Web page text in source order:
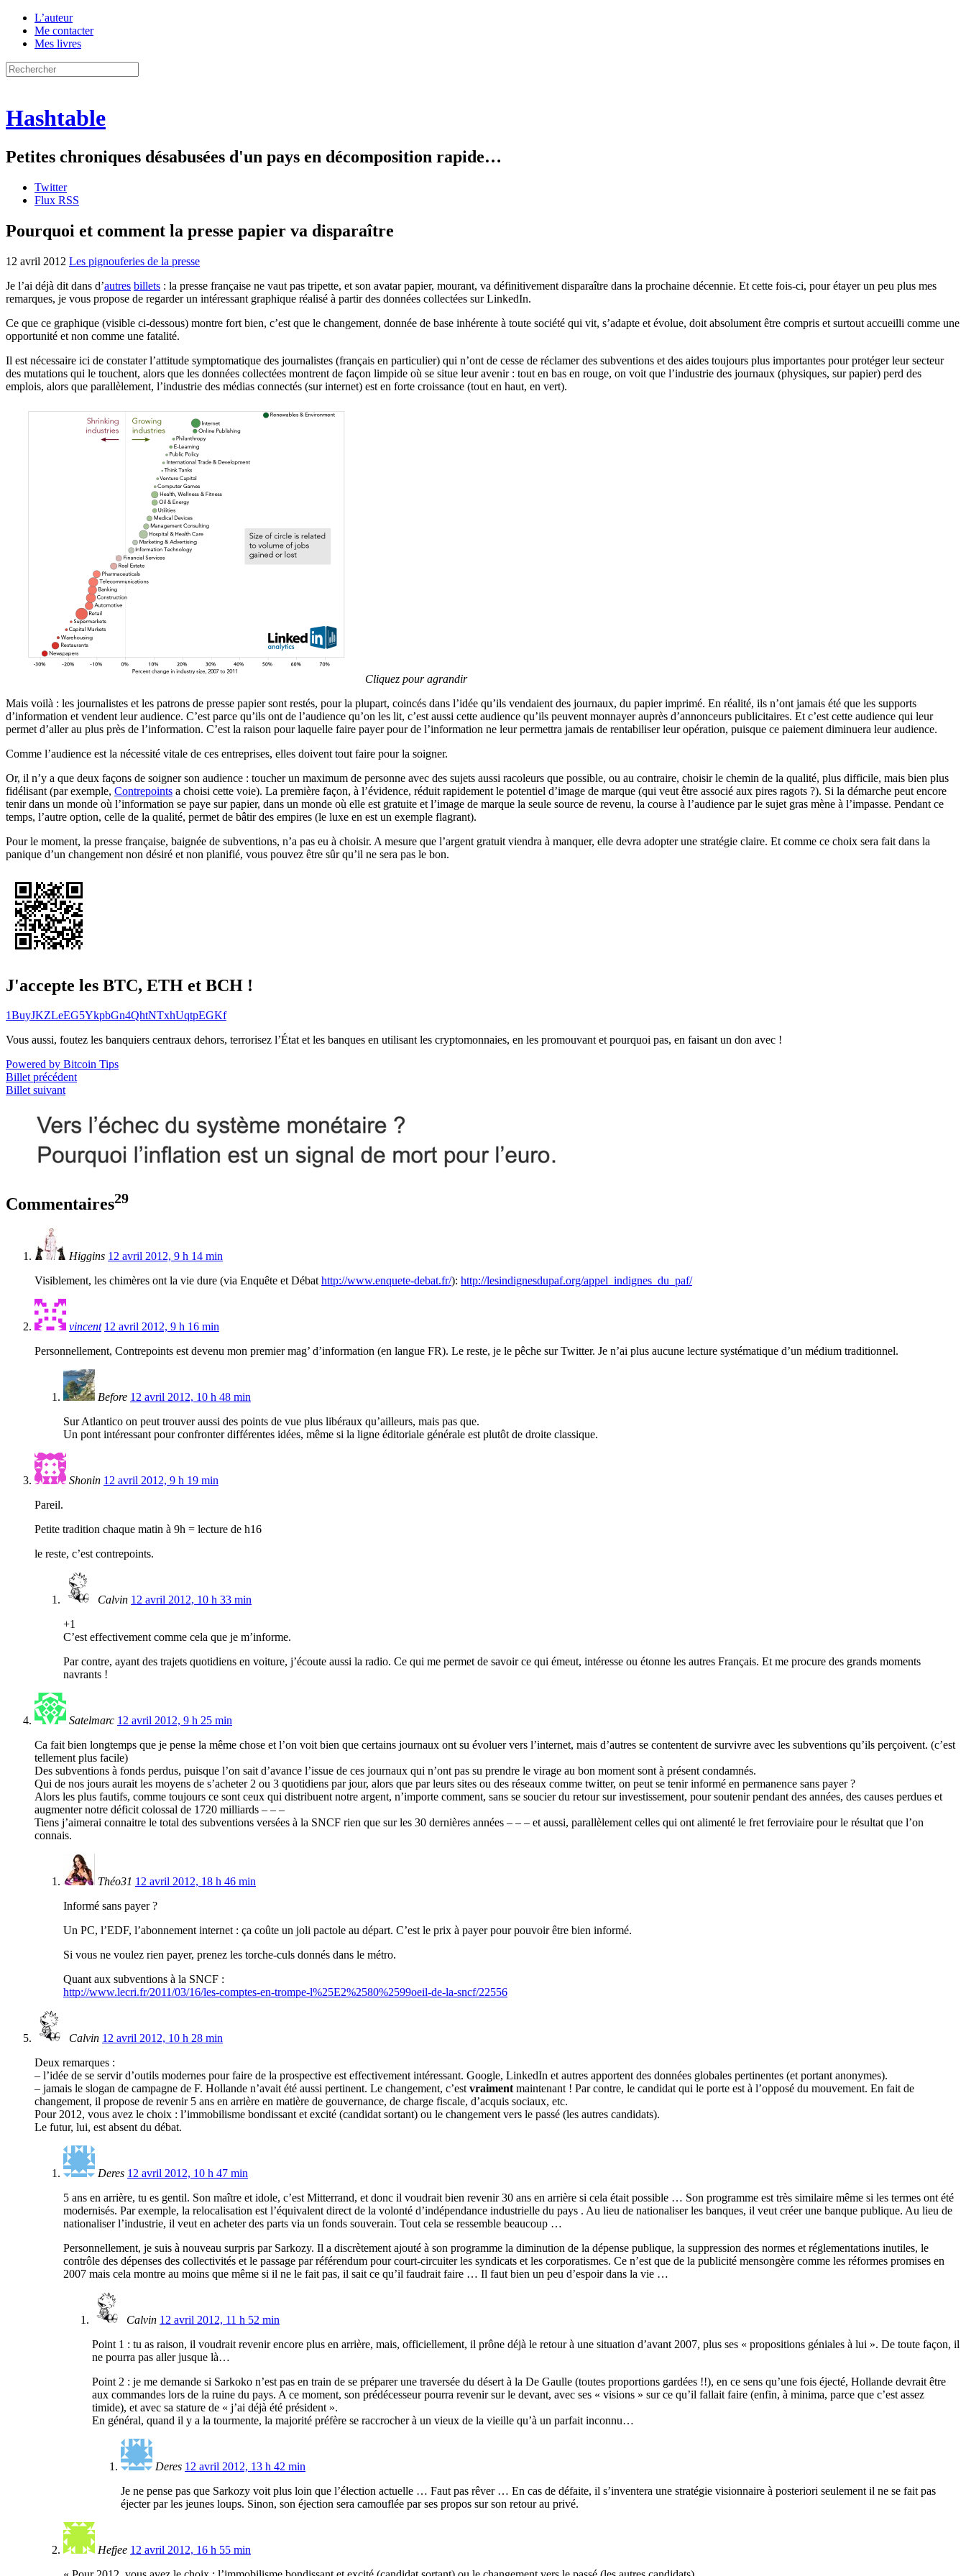
L’auteur
Me contacter
Mes livres
Hashtable
Petites chroniques désabusées d'un pays en décomposition rapide…
Twitter
Flux RSS
Pourquoi et comment la presse papier va disparaître
12 avril 2012 Les pignouferies de la presse
Je l’ai déjà dit dans d’autres billets : la presse française ne vaut pas tripette, et son avatar papier, mourant, va définitivement disparaître dans la prochaine décennie. Et cette fois-ci, pour étayer un peu plus mes
remarques, je vous propose de regarder un intéressant graphique réalisé à partir des données collectées sur LinkedIn.
Ce que ce graphique (visible ci-dessous) montre fort bien, c’est que le changement, donnée de base inhérente à toute société qui vit, s’adapte et évolue, doit absolument être compris et surtout accueilli comme une
opportunité et non comme une fatalité.
Il est nécessaire ici de constater l’attitude symptomatique des journalistes (français en particulier) qui n’ont de cesse de réclamer des subventions et des aides toujours plus importantes pour protéger leur secteur
des mutations qui le touchent, alors que les données collectées montrent de façon limpide où se situe leur avenir : tout en bas en rouge, on voit que l’industrie des journaux (physiques, sur papier) perd des
emplois, alors que parallèlement, l’industrie des médias connectés (sur internet) est en forte croissance (tout en haut, en vert).
Cliquez pour agrandir
Mais voilà : les journalistes et les patrons de presse papier sont restés, pour la plupart, coincés dans l’idée qu’ils vendaient des journaux, du papier imprimé. En réalité, ils n’ont jamais été que les supports
d’information et vendent leur audience. C’est parce qu’ils ont de l’audience qu’on les lit, c’est aussi cette audience qu’ils peuvent monnayer auprès d’annonceurs publicitaires. Et c’est cette audience qui leur
permet d’aller au plus près de l’information. C’est la raison pour laquelle faire payer pour de l’information ne leur permettra jamais de rentabiliser leur opération, puisque ce paiement diminuera leur audience.
Comme l’audience est la nécessité vitale de ces entreprises, elles doivent tout faire pour la soigner.
Or, il n’y a que deux façons de soigner son audience : toucher un maximum de personne avec des sujets aussi racoleurs que possible, ou au contraire, choisir le chemin de la qualité, plus difficile, mais bien plus
fidélisant (par exemple, Contrepoints a choisi cette voie). La première façon, à l’évidence, réduit rapidement le potentiel d’image de marque (qui veut être associé aux pires ragots ?). Si la démarche peut encore
tenir dans un monde où l’information se paye sur papier, dans un monde où elle est gratuite et l’image de marque la seule source de revenu, la course à l’audience par le sujet gras mène à l’impasse. Pendant ce
temps, l’autre option, celle de la qualité, permet de bâtir des empires (le luxe en est un exemple flagrant).
Pour le moment, la presse française, baignée de subventions, n’a pas eu à choisir. A mesure que l’argent gratuit viendra à manquer, elle devra adopter une stratégie claire. Et comme ce choix sera fait dans la
panique d’un changement non désiré et non planifié, vous pouvez être sûr qu’il ne sera pas le bon.
J'accepte les BTC, ETH et BCH !
1BuyJKZLeEG5YkpbGn4QhtNTxhUqtpEGKf
Vous aussi, foutez les banquiers centraux dehors, terrorisez l’État et les banques en utilisant les cryptomonnaies, en les promouvant et pourquoi pas, en faisant un don avec !
Powered by Bitcoin Tips
Billet précédent
Billet suivant
Commentaires29
Higgins 12 avril 2012, 9 h 14 min
Visiblement, les chimères ont la vie dure (via Enquête et Débat http://www.enquete-debat.fr/): http://lesindignesdupaf.org/appel_indignes_du_paf/
vincent 12 avril 2012, 9 h 16 min
Personnellement, Contrepoints est devenu mon premier mag’ d’information (en langue FR). Le reste, je le pêche sur Twitter. Je n’ai plus aucune lecture systématique d’un médium traditionnel.
Before 12 avril 2012, 10 h 48 min
Sur Atlantico on peut trouver aussi des points de vue plus libéraux qu’ailleurs, mais pas que.
Un pont intéressant pour confronter différentes idées, même si la ligne éditoriale générale est plutôt de droite classique.
Shonin 12 avril 2012, 9 h 19 min
Pareil.
Petite tradition chaque matin à 9h = lecture de h16
le reste, c’est contrepoints.
Calvin 12 avril 2012, 10 h 33 min
+1
C’est effectivement comme cela que je m’informe.
Par contre, ayant des trajets quotidiens en voiture, j’écoute aussi la radio. Ce qui me permet de savoir ce qui émeut, intéresse ou étonne les autres Français. Et me procure des grands moments
navrants !
Satelmarc 12 avril 2012, 9 h 25 min
Ca fait bien longtemps que je pense la même chose et l’on voit bien que certains journaux ont su évoluer vers l’internet, mais d’autres se contentent de survivre avec les subventions qu’ils perçoivent. (c’est
tellement plus facile)
Des subventions à fonds perdus, puisque l’on sait d’avance l’issue de ces journaux qui n’ont pas su prendre le virage au bon moment sont à présent condamnés.
Qui de nos jours aurait les moyens de s’acheter 2 ou 3 quotidiens par jour, alors que par leurs sites ou des réseaux comme twitter, on peut se tenir informé en permanence sans payer ?
Alors les plus fautifs, comme toujours ce sont ceux qui distribuent notre argent, n’importe comment, sans se soucier du retour sur investissement, pour soutenir pendant des années, des causes perdues et
augmenter notre déficit colossal de 1720 milliards – – –
Tiens j’aimerai connaitre le total des subventions versées à la SNCF rien que sur les 30 dernières années – – – et aussi, parallèlement celles qui ont alimenté le fret ferroviaire pour le résultat que l’on
connais.
Théo31 12 avril 2012, 18 h 46 min
Informé sans payer ?
Un PC, l’EDF, l’abonnement internet : ça coûte un joli pactole au départ. C’est le prix à payer pour pouvoir être bien informé.
Si vous ne voulez rien payer, prenez les torche-culs donnés dans le métro.
Quant aux subventions à la SNCF :
http://www.lecri.fr/2011/03/16/les-comptes-en-trompe-l%25E2%2580%2599oeil-de-la-sncf/22556
Calvin 12 avril 2012, 10 h 28 min
Deux remarques :
– l’idée de se servir d’outils modernes pour faire de la prospective est effectivement intéressant. Google, LinkedIn et autres apportent des données globales pertinentes (et portant anonymes).
– jamais le slogan de campagne de F. Hollande n’avait été aussi pertinent. Le changement, c’est vraiment maintenant ! Par contre, le candidat qui le porte est à l’opposé du mouvement. En fait de
changement, il propose de revenir 5 ans en arrière en matière de gouvernance, de charge fiscale, d’acquis sociaux, etc.
Pour 2012, vous avez le choix : l’immobilisme bondissant et excité (candidat sortant) ou le changement vers le passé (les autres candidats).
Le futur, lui, est absent du débat.
Deres 12 avril 2012, 10 h 47 min
5 ans en arrière, tu es gentil. Son maître et idole, c’est Mitterrand, et donc il voudrait bien revenir 30 ans en arrière si cela était possible … Son programme est très similaire même si les termes ont été
modernisés. Par exemple, la relocalisation est l’équivalent direct de la volonté d’indépendance industrielle du pays . Au lieu de nationaliser les banques, il veut créer une banque publique. Au lieu de
nationaliser l’industrie, il veut en acheter des parts via un fonds souverain. Tout cela se ressemble beaucoup …
Personnellement, je suis à nouveau surpris par Sarkozy. Il a discrètement ajouté à son programme la diminution de la dépense publique, la suppression des normes et réglementations inutiles, le
contrôle des dépenses des collectivités et le passage par référendum pour court-circuiter les syndicats et les corporatismes. Ce n’est que de la publicité mensongère comme les réformes promises en
2007 mais cela montre au moins que même si il ne le fait pas, il sait ce qu’il faudrait faire … Il faut bien un peu d’espoir dans la vie …
Calvin 12 avril 2012, 11 h 52 min
Point 1 : tu as raison, il voudrait revenir encore plus en arrière, mais, officiellement, il prône déjà le retour à une situation d’avant 2007, plus ses « propositions géniales à lui ». De toute façon, il
ne pourra pas aller jusque là…
Point 2 : je me demande si Sarkoko n’est pas en train de se préparer une traversée du désert à la De Gaulle (toutes proportions gardées !!), en ce sens qu’une fois éjecté, Hollande devrait être
aux commandes lors de la ruine du pays. A ce moment, son prédécesseur pourra revenir sur le devant, avec ses « visions » sur ce qu’il fallait faire (enfin, à minima, parce que c’est assez
timide), et avec sa stature de « j’ai déjà été président ».
En général, quand il y a la tourmente, la majorité préfère se raccrocher à un vieux de la vieille qu’à un parfait inconnu…
Deres 12 avril 2012, 13 h 42 min
Je ne pense pas que Sarkozy voit plus loin que l’élection actuelle … Faut pas rêver … En cas de défaite, il s’inventera une stratégie visionnaire à posteriori seulement il ne se fait pas
éjecter par les jeunes loups. Sinon, son éjection sera camouflée par ses propos sur son retour au privé.
Hefjee 12 avril 2012, 16 h 55 min